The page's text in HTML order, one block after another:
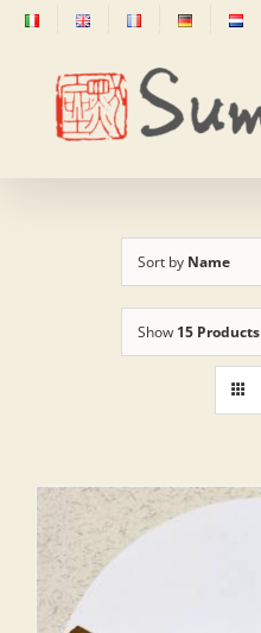
Skip
content
Sort by Name
Show 15 Products